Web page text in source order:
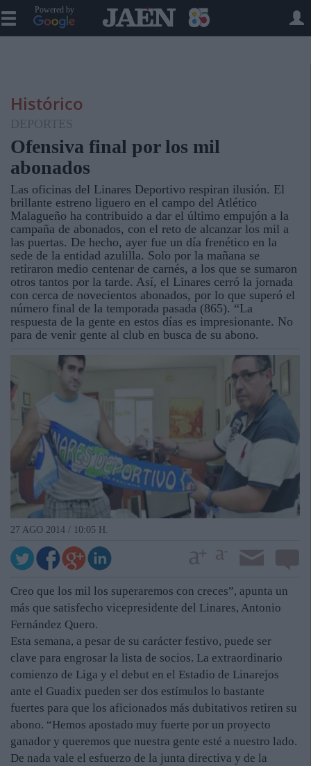
Powered by
Histórico
DEPORTES
Ofensiva final por los mil
abonados
Las oficinas del Linares Deportivo respiran ilusión. El
brillante estreno liguero en el campo del Atlético
Malagueño ha contribuido a dar el último empujón a la
campaña de abonados, con el reto de alcanzar los mil a
las puertas. De hecho, ayer fue un día frenético en la
sede de la entidad azulilla. Solo por la mañana se
retiraron medio centenar de carnés, a los que se sumaron
otros tantos por la tarde. Así, el Linares cerró la jornada
con cerca de novecientos abonados, por lo que superó el
número final de la temporada pasada (865). “La
respuesta de la gente en estos días es impresionante. No
para de venir gente al club en busca de su abono.
27 AGO 2014 / 10:05 H.
Creo que los mil los superaremos con creces”, apunta un
más que satisfecho vicepresidente del Linares, Antonio
Fernández Quero.
Esta semana, a pesar de su carácter festivo, puede ser
clave para engrosar la lista de socios. La extraordinario
comienzo de Liga y el debut en el Estadio de Linarejos
ante el Guadix pueden ser dos estímulos lo bastante
fuertes para que los aficionados más dubitativos retiren su
abono. “Hemos apostado muy fuerte por un proyecto
ganador y queremos que nuestra gente esté a nuestro lado.
De nada vale el esfuerzo de la junta directiva y de la